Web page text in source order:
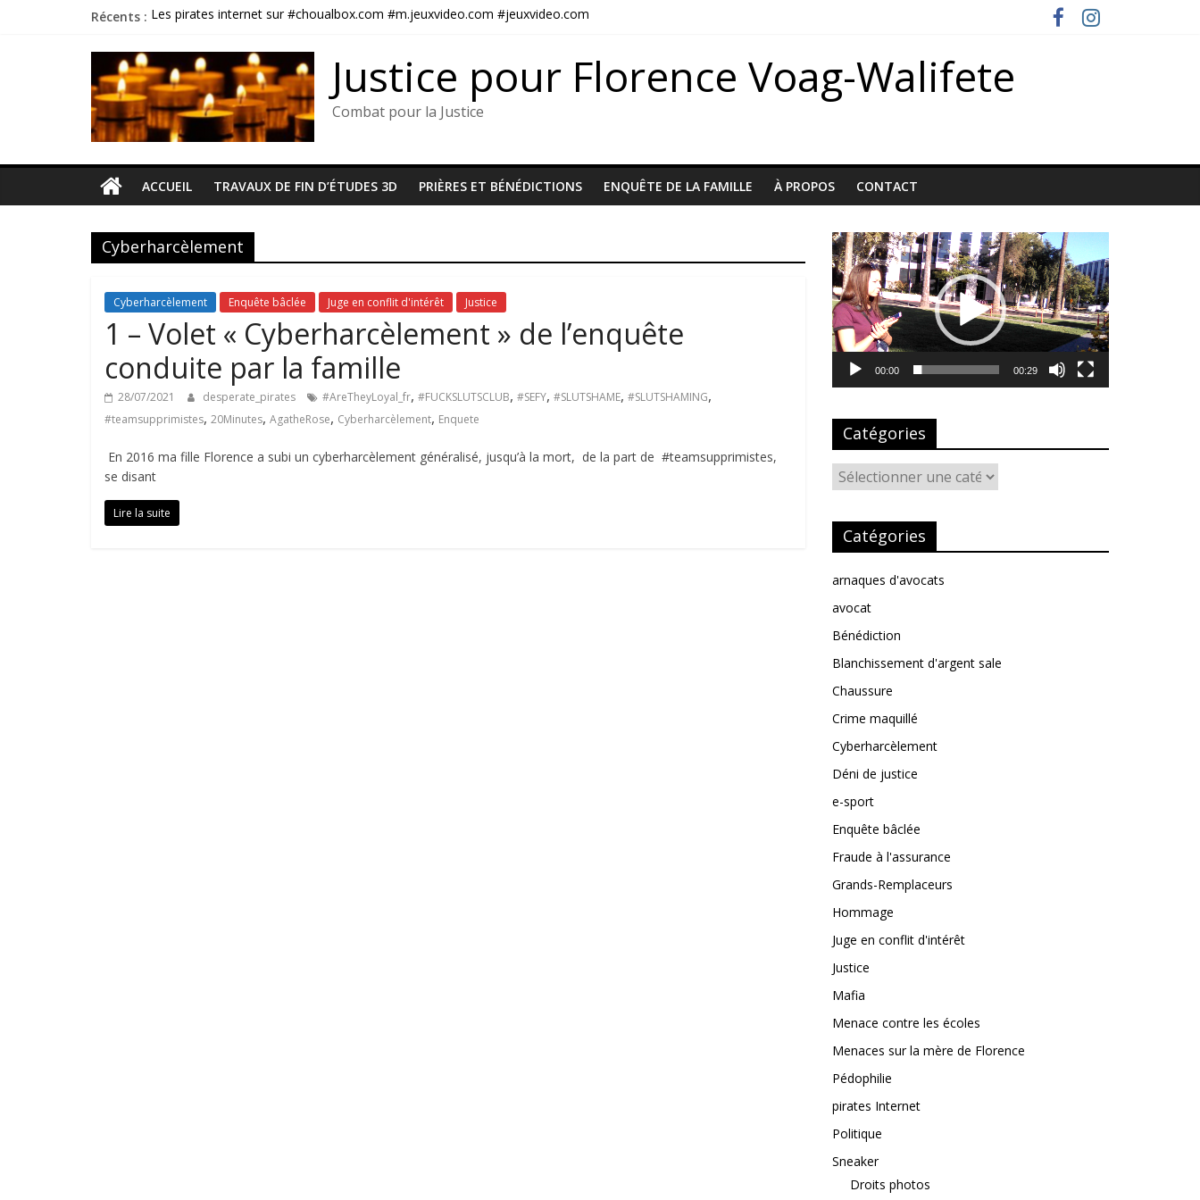
Récents : Les pirates internet sur #choualbox.com #m.jeuxvideo.com #jeuxvideo.com
Une victoire judiciaire sur Franck VOUAUX, père de Diane VOUAUX
Menaces de congolais utilisant véhicule UU5698
Assassinat de Florence VOAG : quand l’impunité judiciaire encourage les criminels
Justice pour Florence Voag-Walifete
Combat pour la Justice
ACCUEIL TRAVAUX DE FIN D’ÉTUDES 3D PRIÈRES ET BÉNÉDICTIONS ENQUÊTE DE LA FAMILLE À PROPOS CONTACT
Cyberharcèlement
Cyberharcèlement Enquête bâclée Juge en conflit d'intérêt Justice
1 – Volet « Cyberharcèlement » de l’enquête
conduite par la famille
28/07/2021 desperate_pirates #AreTheyLoyal_fr, #FUCKSLUTSCLUB, #SEFY, #SLUTSHAME, #SLUTSHAMING,
#teamsupprimistes, 20Minutes, AgatheRose, Cyberharcèlement, Enquete
En 2016 ma fille Florence a subi un cyberharcèlement généralisé, jusqu’à la mort, de la part de #teamsupprimistes,
se disant
Lire la suite
Lecteur
vidéo
00:00 00:29
Catégories
Catégories
Catégories
arnaques d'avocats
avocat
Bénédiction
Blanchissement d'argent sale
Chaussure
Crime maquillé
Cyberharcèlement
Déni de justice
e-sport
Enquête bâclée
Fraude à l'assurance
Grands-Remplaceurs
Hommage
Juge en conflit d'intérêt
Justice
Mafia
Menace contre les écoles
Menaces sur la mère de Florence
Pédophilie
pirates Internet
Politique
Sneaker
Droits photos